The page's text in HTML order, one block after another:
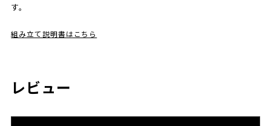
す。
組み立て説明書はこちら
レビュー